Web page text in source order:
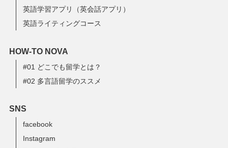
英語学習アプリ（英会話アプリ）
英語ライティングコース
HOW-TO NOVA
#01 どこでも留学とは？
#02 多言語留学のススメ
SNS
facebook
Instagram